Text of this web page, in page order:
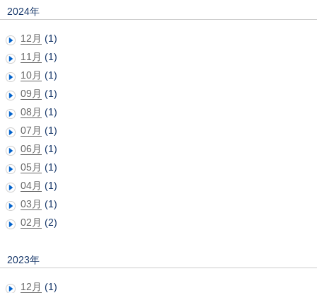
2024年
12月 (1)
11月 (1)
10月 (1)
09月 (1)
08月 (1)
07月 (1)
06月 (1)
05月 (1)
04月 (1)
03月 (1)
02月 (2)
2023年
12月 (1)